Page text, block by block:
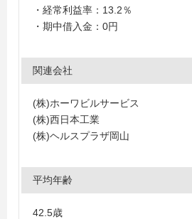
・経常利益率：13.2％
・期中借入金：0円
関連会社
(株)ホーワビルサービス
(株)西日本工業
(株)ヘルスプラザ岡山
平均年齢
42.5歳